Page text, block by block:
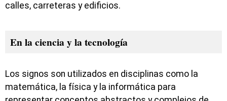
calles, carreteras y edificios.
En la ciencia y la tecnología
Los signos son utilizados en disciplinas como la
matemática, la física y la informática para